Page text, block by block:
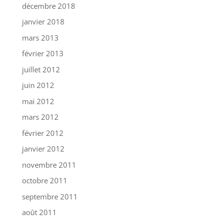
décembre 2018
janvier 2018
mars 2013
février 2013
juillet 2012
juin 2012
mai 2012
mars 2012
février 2012
janvier 2012
novembre 2011
octobre 2011
septembre 2011
août 2011